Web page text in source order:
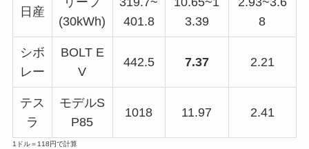
日産
(30kWh)
401.8
3.39
8
シボ
レー
BOLT E
V
442.5 7.37 2.21
テス
ラ
モデルS
P85
1018 11.97 2.41
1ドル＝118円で計算